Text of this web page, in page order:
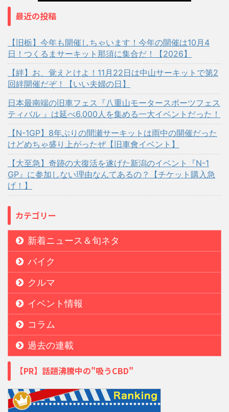
最近の投稿
【旧栃】今年も開催しちゃいます！今年の開催は10月4
日！つくるまサーキット那須に集合だ！【2026】
【絆】お、覚えとけよ！11月22日は中山サーキットで第2
回絆開催だぞ！【いい夫婦の日】
日本最南端の旧車フェス『八重山モータースポーツフェス
ティバル 』は延べ6,000人を集める一大イベントだった！
【N-1GP】8年ぶりの間瀬サーキットは雨中の開催だった
けどめちゃ盛り上がったぜ【旧車會イベント】
【大至急】奇跡の大復活を遂げた新潟のイベント『N-1
GP』に参加しない理由なんてあるの？【チケット購入急
げ！】
カテゴリー
新着ニュース＆旬ネタ
バイク
クルマ
イベント情報
コラム
過去の連載
【PR】話題沸騰中の"吸うCBD"